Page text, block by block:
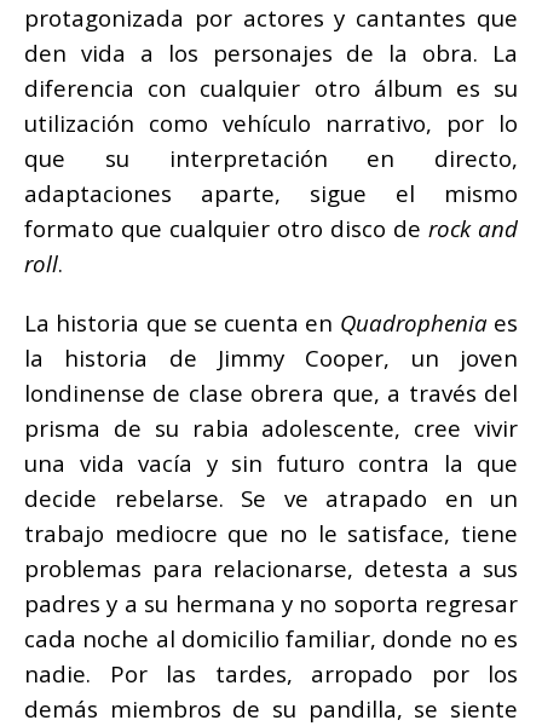
protagonizada por actores y cantantes que
den vida a los personajes de la obra. La
diferencia con cualquier otro álbum es su
utilización como vehículo narrativo, por lo
que su interpretación en directo,
adaptaciones aparte, sigue el mismo
formato que cualquier otro disco de rock and
roll.
La historia que se cuenta en Quadrophenia es
la historia de Jimmy Cooper, un joven
londinense de clase obrera que, a través del
prisma de su rabia adolescente, cree vivir
una vida vacía y sin futuro contra la que
decide rebelarse. Se ve atrapado en un
trabajo mediocre que no le satisface, tiene
problemas para relacionarse, detesta a sus
padres y a su hermana y no soporta regresar
cada noche al domicilio familiar, donde no es
nadie. Por las tardes, arropado por los
demás miembros de su pandilla, se siente